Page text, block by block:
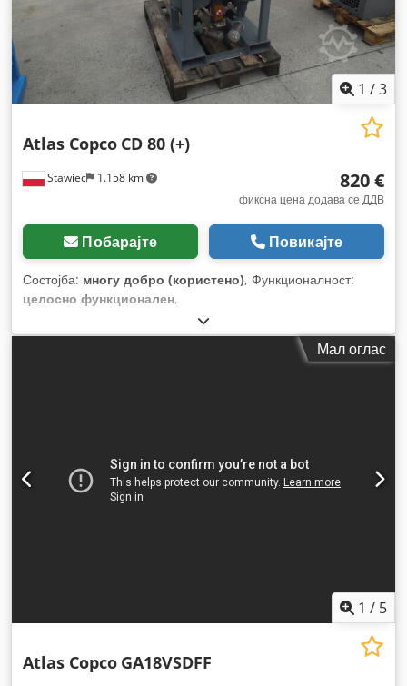
1 /3
Stawiec 1.158 km
Atlas Copco CD 80 (+)
820 €
фиксна цена додава се ДДВ
Побарајте Повикајте
Состојба: многу добро (користено), Функционалност:
целосно функционален,
Мал оглас
1 / 5
Atlas Copco GA18VSDFF